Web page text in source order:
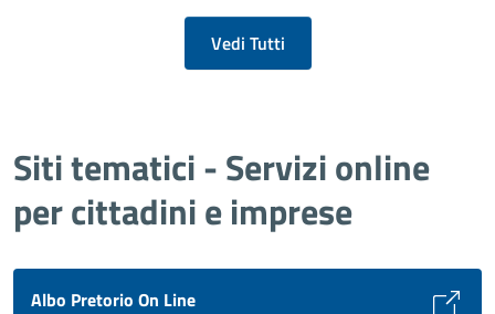
Vedi Tutti
Siti tematici - Servizi online
per cittadini e imprese
Albo Pretorio On Line